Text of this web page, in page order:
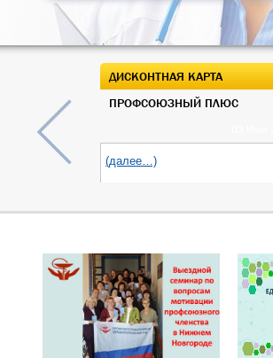
ДИСКОНТНАЯ КАРТА
ПРОФСОЮЗНЫЙ ПЛЮС
(далее…)